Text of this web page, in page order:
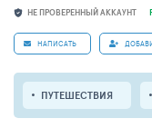
НЕ ПРОВЕРЕННЫЙ АККАУНТ
НАПИСАТЬ
ПУТЕШЕСТВИЯ